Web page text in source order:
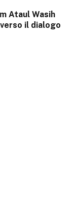
Ataul Wasih
il dialogo